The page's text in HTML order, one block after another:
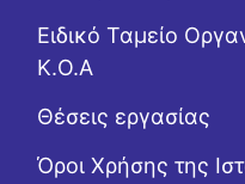
Ειδικό Ταμείο
Κ.Ο.Α
Θέσεις εργασίας
Όροι Χρήσης της